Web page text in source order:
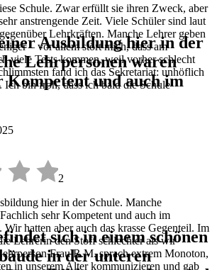
Schule. Zwar erfüllt sie ihren Zweck, aber
anstrengende Zeit. Viele Schüler sind laut
Lehrkräften. Manche Lehrer geben
– vor allem stört mich, dass am
viele Tests kommen, weil vorher schlecht
fand ich das Sekretariat: unhöflich
bin froh, dass ich bald die Schule
Ausbildung hier in der
Lehrpersonen waren
Kompetent und auch im
2
hier in der Schule. Manche
sehr Kompetent und auch im
hatten aber auch das krasse Gegenteil. Im
Lehrerin den Stoff schlechter als wir
Frau R.M. sprach extrem Monoton,
in unserem Alter kommunizieren und gab
sich in einem schönen
in der unteren